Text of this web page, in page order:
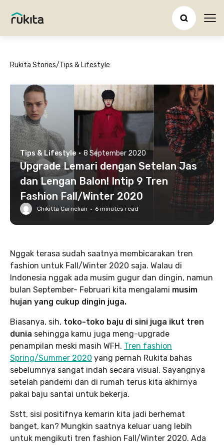
Rukita Stories/Tips & Lifestyle
Tips & Lifestyle · 8 September 2020
Upgrade Lemari dengan Setelan Jas
dan Lengan Balon! Intip 9 Tren
Fashion Fall/Winter 2020
Chikitta Carnelian · 6 minutes read
Nggak terasa sudah saatnya membicarakan tren
fashion untuk Fall/Winter 2020 saja. Walau di
Indonesia nggak ada musim gugur dan dingin, namun
bulan September- Februari kita mengalami musim
hujan yang cukup dingin juga.
Biasanya, sih, toko-toko baju di sini juga ikut tren
dunia sehingga kamu juga meng-upgrade
penampilan meski masih WFH. Tren fashion
Spring/Summer 2020 yang pernah Rukita bahas
sebelumnya sangat indah secara visual. Sayangnya
setelah pandemi dan di rumah terus kita akhirnya
pakai baju santai untuk bekerja.
Sstt, sisi positifnya kemarin kita jadi berhemat
banget, kan? Mungkin saatnya keluar uang lebih
untuk mengikuti tren fashion Fall/Winter 2020. Ada